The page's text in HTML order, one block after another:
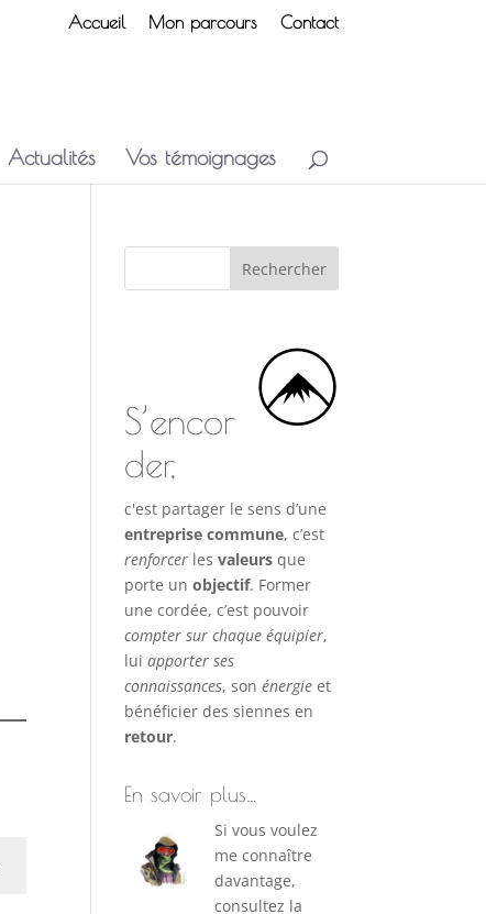
Accueil Mon parcours Contact
Actualités Vos témoignages
S’encor
der,
c'est partager le sens d’une
entreprise commune, c’est
renforcer lesvaleurs que
porte unobjectif. Former
une cordée, c’est pouvoir
compter sur chaque équipier,
luiapporter ses
connaissances, sonénergie et
bénéficier des siennes en
retour.
En savoir plus…
Si vous voulez
me connaître
davantage,
consultez la